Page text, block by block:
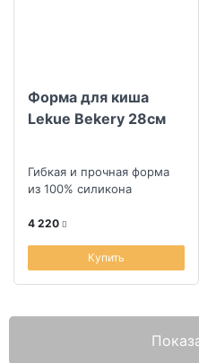
Форма для киша
Lekue Bekery 28см
Гибкая и прочная форма
из 100% силикона
4 220
Купить